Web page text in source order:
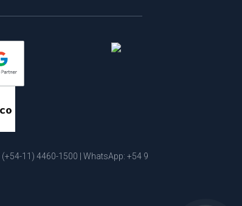
(+54-11) 4460-1500 | WhatsApp: +54 9